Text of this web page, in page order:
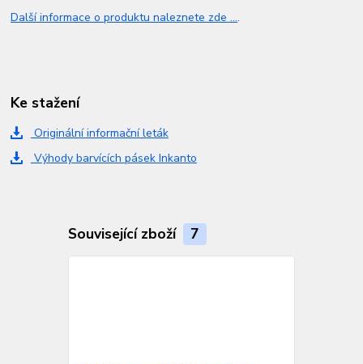
Další informace o produktu naleznete zde ....
Ke stažení
Originální informační leták
Výhody barvících pásek Inkanto
Související zboží 7